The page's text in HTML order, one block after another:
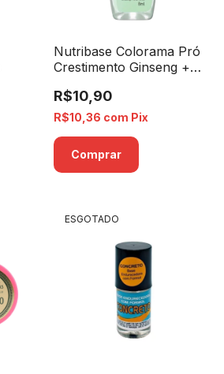
Nutribase Colorama Pró
Crestimento Ginseng +
R$10,90
R$10,36 com Pix
ESGOTADO